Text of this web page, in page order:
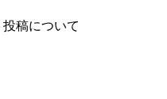
稿について